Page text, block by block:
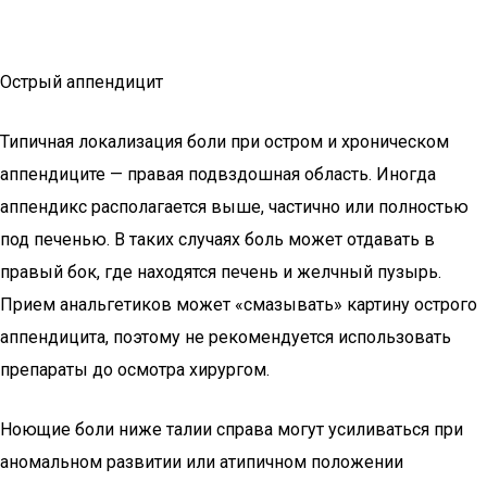
Острый аппендицит
Типичная локализация боли при остром и хроническом
аппендиците — правая подвздошная область. Иногда
аппендикс располагается выше, частично или полностью
под печенью. В таких случаях боль может отдавать в
правый бок, где находятся печень и желчный пузырь.
Прием анальгетиков может «смазывать» картину острого
аппендицита, поэтому не рекомендуется использовать
препараты до осмотра хирургом.
Ноющие боли ниже талии справа могут усиливаться при
аномальном развитии или атипичном положении